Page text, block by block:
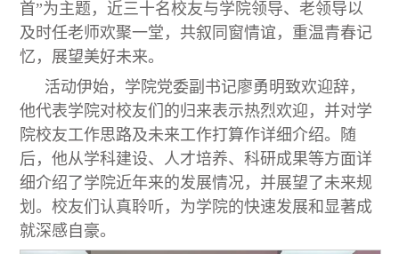
首”为主题，近三十名校友与学院领导、老领导以
及时任老师欢聚一堂，共叙同窗情谊，重温青春记
忆，展望美好未来。
活动伊始，学院党委副书记廖勇明致欢迎辞，
他代表学院对校友们的归来表示热烈欢迎，并对学
院校友工作思路及未来工作打算作详细介绍。随
后，他从学科建设、人才培养、科研成果等方面详
细介绍了学院近年来的发展情况，并展望了未来规
划。校友们认真聆听，为学院的快速发展和显著成
就深感自豪。